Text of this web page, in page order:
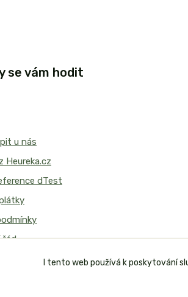
se vám hodit
u nás
Heureka.cz
dTest
řád
I tento web používá k poskytování